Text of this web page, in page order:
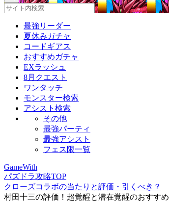
最強リーダー
夏休みガチャ
コードギアス
おすすめガチャ
EXラッシュ
8月クエスト
ワンタッチ
モンスター検索
アシスト検索
その他
最強パーティ
最強アシスト
フェス限一覧
GameWith
パズドラ攻略TOP
クローズコラボの当たりと評価・引くべき？
村田十三の評価！超覚醒と潜在覚醒のおすすめ